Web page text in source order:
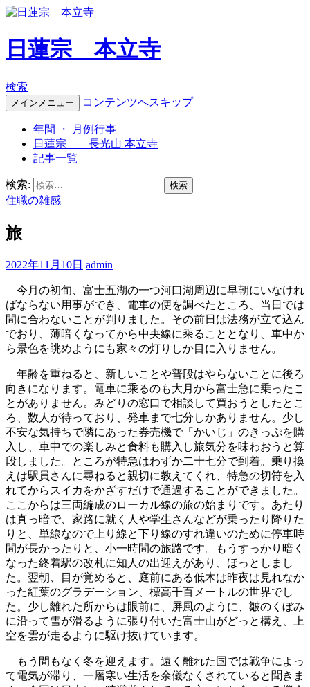
日蓮宗 本立寺
検索
メインメニュー コンテンツへスキップ
年間 ・ 月例行事
日蓮宗 長光山 本立寺
記事一覧
検索:
住職の雑感
旅
2022年11月10日 admin
今月の初旬、富士五湖の一つ河口湖周辺に早朝にいなけれ
ばならない用事ができ、電車の便を調べたところ、当日では
間に合わないことが判りました。その前日は法務が立て込ん
でおり、薄暗くなってから中央線に乘ることとなり、車中か
ら景色を眺めようにも家々の灯りしか目に入りません。
年齢を重ねると、新しいことや普段はやらないことに後ろ
向きになります。電車に乘るのも大月から富士急に乗ったこ
とがありません。みどりの窓口で相談して買おうとしたとこ
ろ、数人が待っており、発車まで七分しかありません。少し
不安な気持ちで隣にあった券売機で「かいじ」のきっぷを購
入し、車中での楽しみと食料も購入し旅気分を味わおうと算
段しました。ところが特急はわずか二十七分で到着。乗り換
えは駅員さんに尋ねると親切に教えてくれ、特急の切符を入
れてからスイカをかざすだけで通過することができました。
ここからは三両編成のローカル線の旅の始まりです。あたり
は真っ暗で、家路に就く人や学生さんなどが乗ったり降りた
りと、単線なので上り線と下り線のすれ違いのために停車時
間が長かったりと、小一時間の旅路です。もうすっかり暗く
なった終着駅の改札に知人の出迎えがあり、ほっとしまし
た。翌朝、目が覚めると、庭前にある低木は昨夜は見れなか
った紅葉のグラデーション、標高千百メートルの世界でし
た。少し離れた所からは眼前に、屏風のように、皺のくぼみ
に沿って雪が滑るように張り付いた富士山がどっと構え、上
空を雲が走るように駆け抜けています。
もう間もなく冬を迎えます。遠く離れた国では戦争によっ
て電気が滞り、一層寒い生活を余儀なくされていると聞きま